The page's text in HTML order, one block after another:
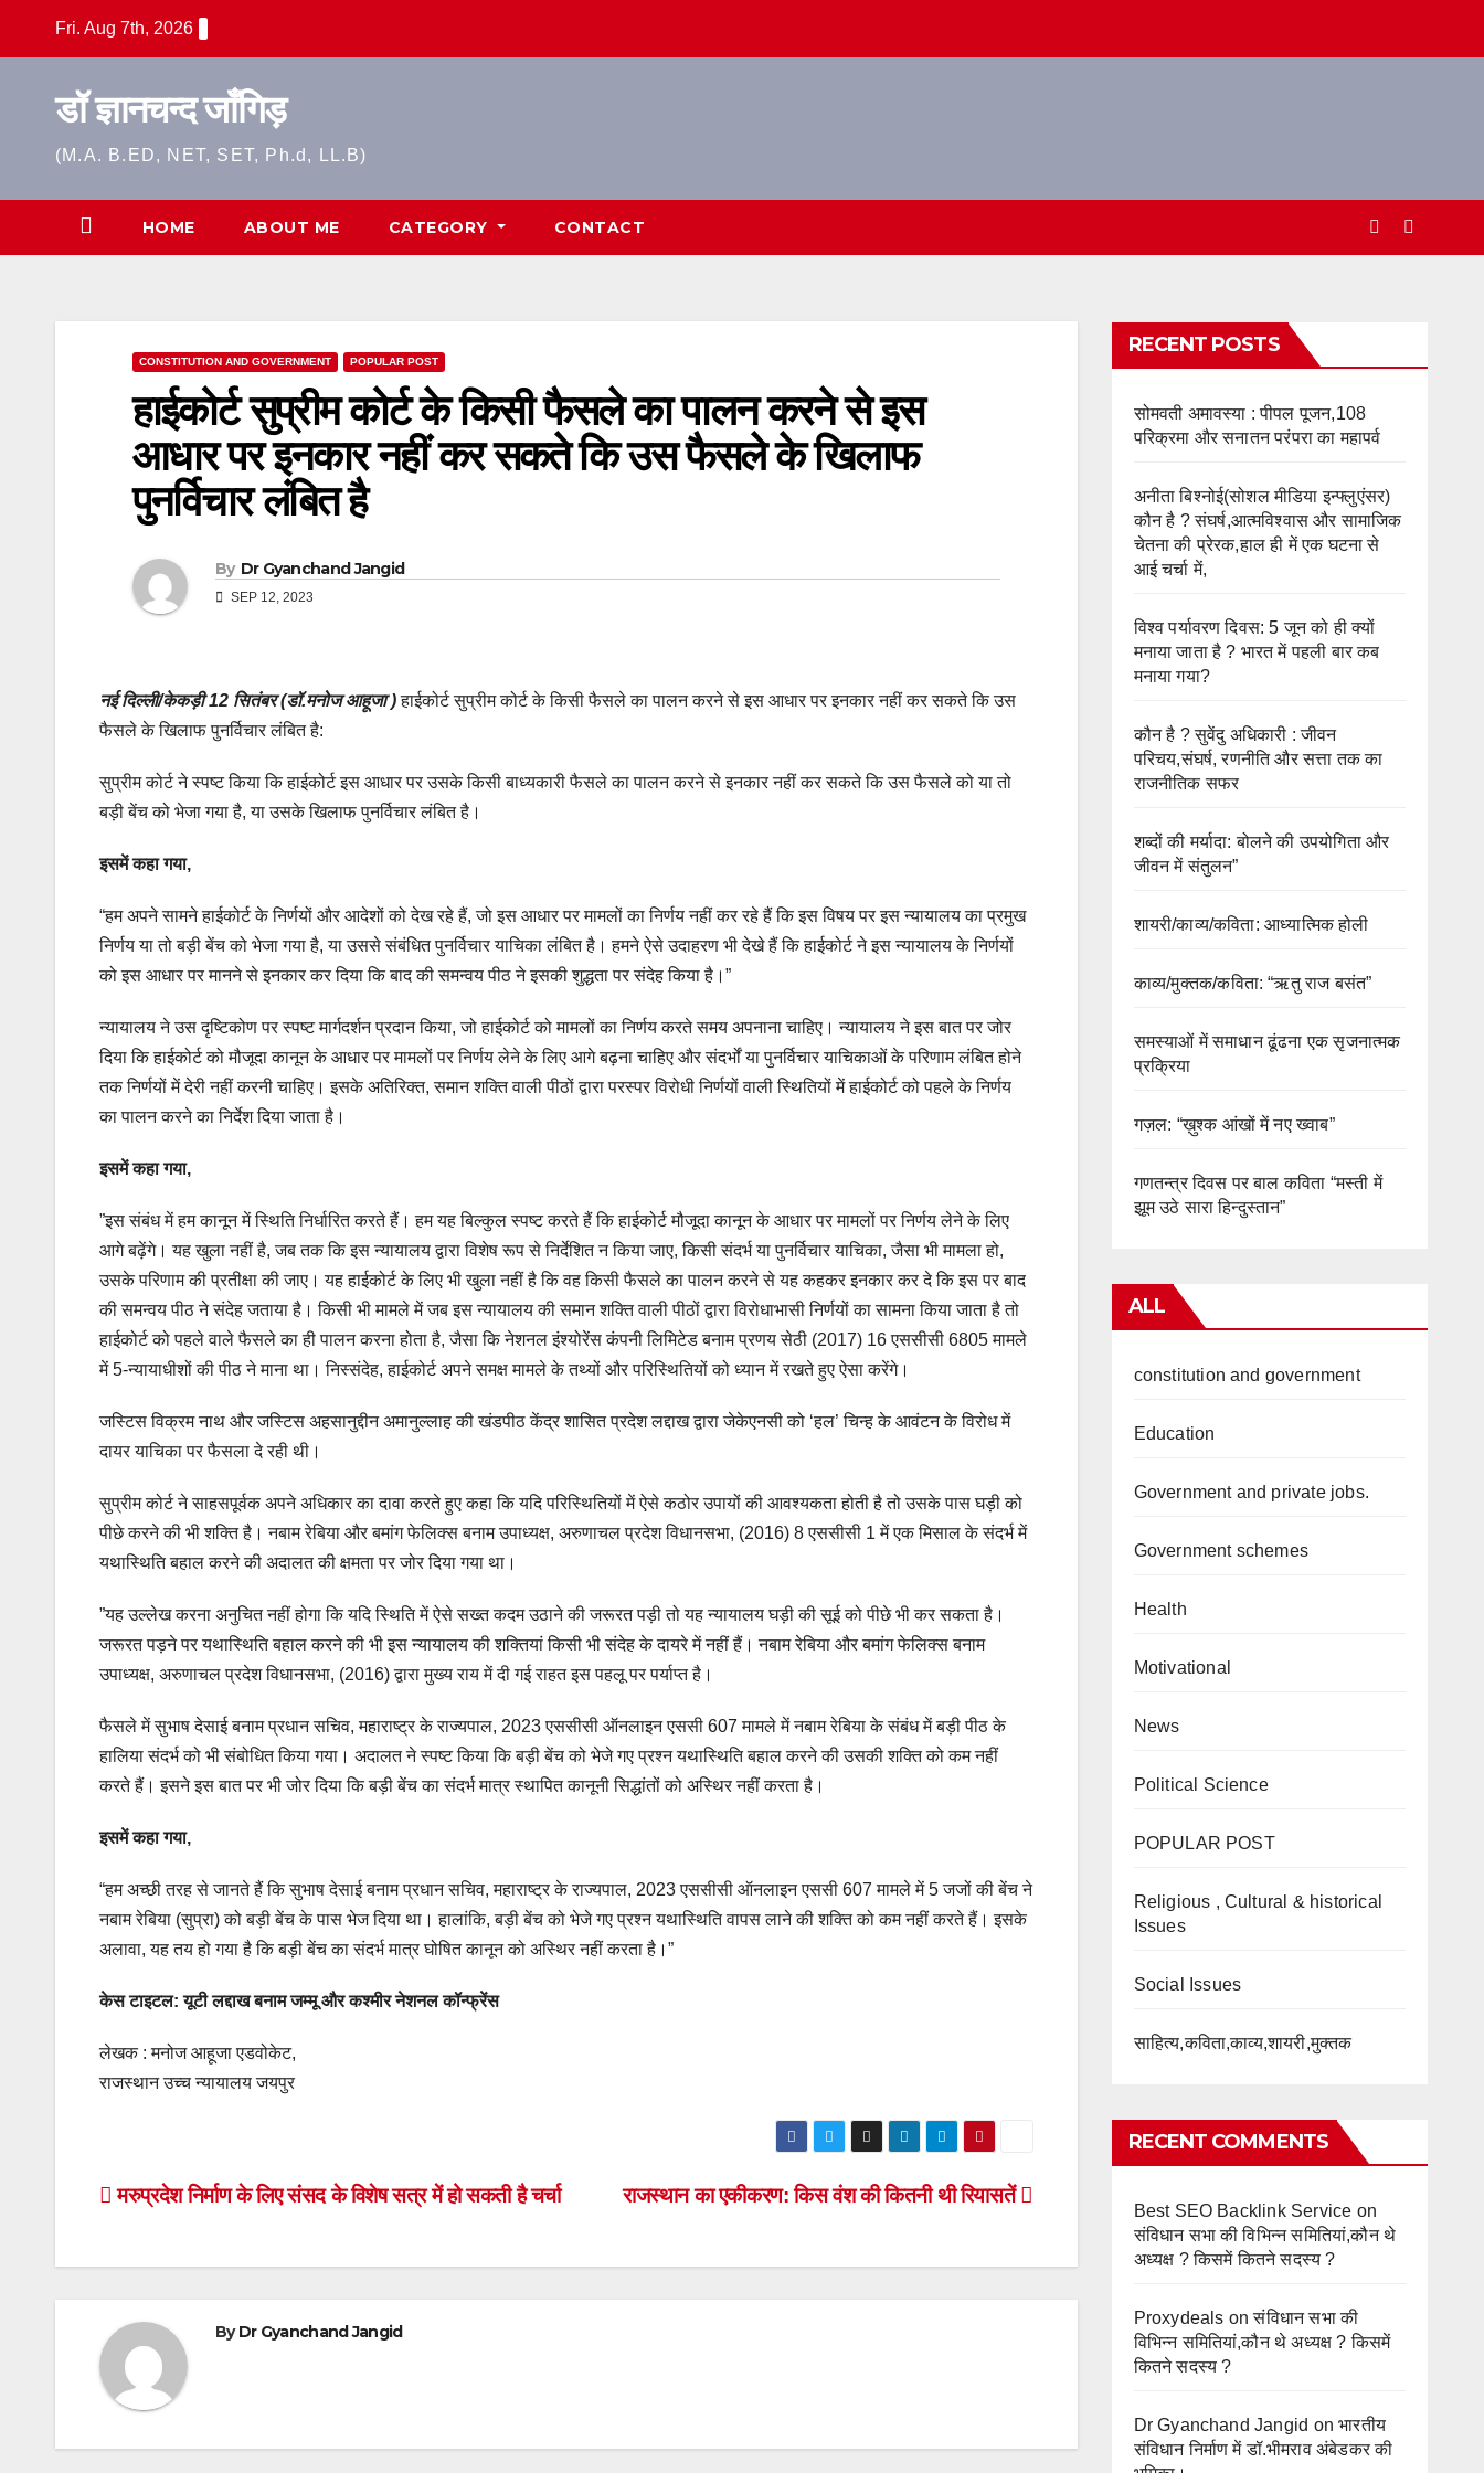
Fri. Aug 7th, 2026
डॉ ज्ञानचन्द जाँगिड़
(M.A. B.ED, NET, SET, Ph.d, LL.B)
HOME ABOUT ME CATEGORY CONTACT
CONSTITUTION AND GOVERNMENT POPULAR POST
हाईकोर्ट सुप्रीम कोर्ट के किसी फैसले का पालन करने से इस
आधार पर इनकार नहीं कर सकते कि उस फैसले के खिलाफ
पुनर्विचार लंबित है
By Dr Gyanchand Jangid
SEP 12, 2023
नई दिल्ली/केकड़ी 12 सितंबर (डॉ.मनोज आहूजा ) हाईकोर्ट सुप्रीम कोर्ट के किसी फैसले का पालन करने से इस आधार पर इनकार नहीं कर सकते कि उस
फैसले के खिलाफ पुनर्विचार लंबित है:
सुप्रीम कोर्ट ने स्पष्ट किया कि हाईकोर्ट इस आधार पर उसके किसी बाध्यकारी फैसले का पालन करने से इनकार नहीं कर सकते कि उस फैसले को या तो
बड़ी बेंच को भेजा गया है, या उसके खिलाफ पुनर्विचार लंबित है।
इसमें कहा गया,
“हम अपने सामने हाईकोर्ट के निर्णयों और आदेशों को देख रहे हैं, जो इस आधार पर मामलों का निर्णय नहीं कर रहे हैं कि इस विषय पर इस न्यायालय का प्रमुख
निर्णय या तो बड़ी बेंच को भेजा गया है, या उससे संबंधित पुनर्विचार याचिका लंबित है। हमने ऐसे उदाहरण भी देखे हैं कि हाईकोर्ट ने इस न्यायालय के निर्णयों
को इस आधार पर मानने से इनकार कर दिया कि बाद की समन्वय पीठ ने इसकी शुद्धता पर संदेह किया है।”
न्यायालय ने उस दृष्टिकोण पर स्पष्ट मार्गदर्शन प्रदान किया, जो हाईकोर्ट को मामलों का निर्णय करते समय अपनाना चाहिए। न्यायालय ने इस बात पर जोर
दिया कि हाईकोर्ट को मौजूदा कानून के आधार पर मामलों पर निर्णय लेने के लिए आगे बढ़ना चाहिए और संदर्भों या पुनर्विचार याचिकाओं के परिणाम लंबित होने
तक निर्णयों में देरी नहीं करनी चाहिए। इसके अतिरिक्त, समान शक्ति वाली पीठों द्वारा परस्पर विरोधी निर्णयों वाली स्थितियों में हाईकोर्ट को पहले के निर्णय
का पालन करने का निर्देश दिया जाता है।
इसमें कहा गया,
”इस संबंध में हम कानून में स्थिति निर्धारित करते हैं। हम यह बिल्कुल स्पष्ट करते हैं कि हाईकोर्ट मौजूदा कानून के आधार पर मामलों पर निर्णय लेने के लिए
आगे बढ़ेंगे। यह खुला नहीं है, जब तक कि इस न्यायालय द्वारा विशेष रूप से निर्देशित न किया जाए, किसी संदर्भ या पुनर्विचार याचिका, जैसा भी मामला हो,
उसके परिणाम की प्रतीक्षा की जाए। यह हाईकोर्ट के लिए भी खुला नहीं है कि वह किसी फैसले का पालन करने से यह कहकर इनकार कर दे कि इस पर बाद
की समन्वय पीठ ने संदेह जताया है। किसी भी मामले में जब इस न्यायालय की समान शक्ति वाली पीठों द्वारा विरोधाभासी निर्णयों का सामना किया जाता है तो
हाईकोर्ट को पहले वाले फैसले का ही पालन करना होता है, जैसा कि नेशनल इंश्योरेंस कंपनी लिमिटेड बनाम प्रणय सेठी (2017) 16 एससीसी 6805 मामले
में 5-न्यायाधीशों की पीठ ने माना था। निस्संदेह, हाईकोर्ट अपने समक्ष मामले के तथ्यों और परिस्थितियों को ध्यान में रखते हुए ऐसा करेंगे।
जस्टिस विक्रम नाथ और जस्टिस अहसानुद्दीन अमानुल्लाह की खंडपीठ केंद्र शासित प्रदेश लद्दाख द्वारा जेकेएनसी को ‘हल’ चिन्ह के आवंटन के विरोध में
दायर याचिका पर फैसला दे रही थी।
सुप्रीम कोर्ट ने साहसपूर्वक अपने अधिकार का दावा करते हुए कहा कि यदि परिस्थितियों में ऐसे कठोर उपायों की आवश्यकता होती है तो उसके पास घड़ी को
पीछे करने की भी शक्ति है। नबाम रेबिया और बमांग फेलिक्स बनाम उपाध्यक्ष, अरुणाचल प्रदेश विधानसभा, (2016) 8 एससीसी 1 में एक मिसाल के संदर्भ में
यथास्थिति बहाल करने की अदालत की क्षमता पर जोर दिया गया था।
”यह उल्लेख करना अनुचित नहीं होगा कि यदि स्थिति में ऐसे सख्त कदम उठाने की जरूरत पड़ी तो यह न्यायालय घड़ी की सूई को पीछे भी कर सकता है।
जरूरत पड़ने पर यथास्थिति बहाल करने की भी इस न्यायालय की शक्तियां किसी भी संदेह के दायरे में नहीं हैं। नबाम रेबिया और बमांग फेलिक्स बनाम
उपाध्यक्ष, अरुणाचल प्रदेश विधानसभा, (2016) द्वारा मुख्य राय में दी गई राहत इस पहलू पर पर्याप्त है।
फैसले में सुभाष देसाई बनाम प्रधान सचिव, महाराष्ट्र के राज्यपाल, 2023 एससीसी ऑनलाइन एससी 607 मामले में नबाम रेबिया के संबंध में बड़ी पीठ के
हालिया संदर्भ को भी संबोधित किया गया। अदालत ने स्पष्ट किया कि बड़ी बेंच को भेजे गए प्रश्न यथास्थिति बहाल करने की उसकी शक्ति को कम नहीं
करते हैं। इसने इस बात पर भी जोर दिया कि बड़ी बेंच का संदर्भ मात्र स्थापित कानूनी सिद्धांतों को अस्थिर नहीं करता है।
इसमें कहा गया,
“हम अच्छी तरह से जानते हैं कि सुभाष देसाई बनाम प्रधान सचिव, महाराष्ट्र के राज्यपाल, 2023 एससीसी ऑनलाइन एससी 607 मामले में 5 जजों की बेंच ने
नबाम रेबिया (सुप्रा) को बड़ी बेंच के पास भेज दिया था। हालांकि, बड़ी बेंच को भेजे गए प्रश्न यथास्थिति वापस लाने की शक्ति को कम नहीं करते हैं। इसके
अलावा, यह तय हो गया है कि बड़ी बेंच का संदर्भ मात्र घोषित कानून को अस्थिर नहीं करता है।”
केस टाइटल: यूटी लद्दाख बनाम जम्मू और कश्मीर नेशनल कॉन्फ्रेंस
लेखक : मनोज आहूजा एडवोकेट,
राजस्थान उच्च न्यायालय जयपुर
Post
राजस्थान का एकीकरण: किस वंश की कितनी थी रियासतें
मरुप्रदेश निर्माण के लिए संसद के विशेष सत्र में हो सकती है चर्चा
ByDr Gyanchand Jangid
RECENT POSTS
सोमवती अमावस्या : पीपल पूजन,108
परिक्रमा और सनातन परंपरा का महापर्व
अनीता बिश्नोई(सोशल मीडिया इन्फ्लुएंसर)
कौन है ? संघर्ष,आत्मविश्वास और सामाजिक
चेतना की प्रेरक,हाल ही में एक घटना से
आई चर्चा में,
विश्व पर्यावरण दिवस: 5 जून को ही क्यों
मनाया जाता है ? भारत में पहली बार कब
मनाया गया?
कौन है ? सुवेंदु अधिकारी : जीवन
परिचय,संघर्ष, रणनीति और सत्ता तक का
राजनीतिक सफर
शब्दों की मर्यादा: बोलने की उपयोगिता और
जीवन में संतुलन”
शायरी/काव्य/कविता: आध्यात्मिक होली
काव्य/मुक्तक/कविता: “ऋतु राज बसंत”
समस्याओं में समाधान ढूंढना एक सृजनात्मक
प्रक्रिया
गज़ल: “ख़ुश्क आंखों में नए ख्वाब”
गणतन्त्र दिवस पर बाल कविता “मस्ती में
झूम उठे सारा हिन्दुस्तान”
ALL
constitution and government
Education
Government and private jobs.
Government schemes
Health
Motivational
News
Political Science
POPULAR POST
Religious , Cultural & historical
Issues
Social Issues
साहित्य,कविता,काव्य,शायरी,मुक्तक
RECENT COMMENTS
Best SEO Backlink Service on
संविधान सभा की विभिन्न समितियां,कौन थे
अध्यक्ष ? किसमें कितने सदस्य ?
Proxydeals onसंविधान सभा की
विभिन्न समितियां,कौन थे अध्यक्ष ? किसमें
कितने सदस्य ?
Dr Gyanchand Jangid onभारतीय
संविधान निर्माण में डॉ.भीमराव अंबेडकर की